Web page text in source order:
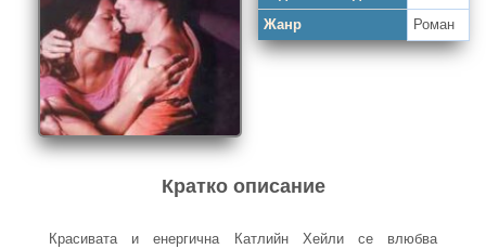
Жанр
Роман
Кратко описание
Красивата и енергична Катлийн Хейли се влюбва